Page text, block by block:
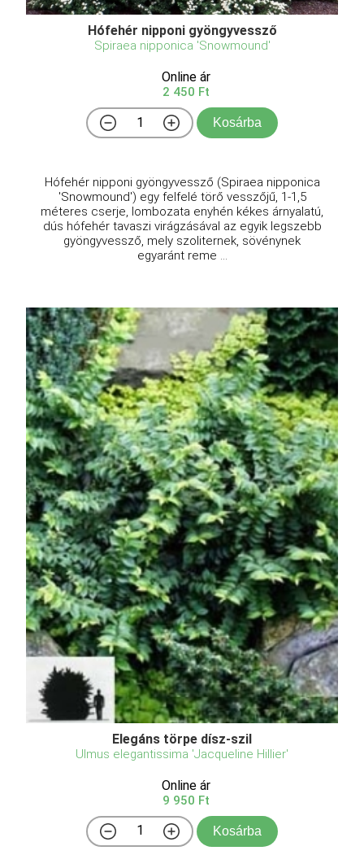
Hófehér nipponi gyöngyvessző
Spiraea nipponica 'Snowmound'
Online ár
2 450 Ft
Kosárba
Hófehér nipponi gyöngyvessző (Spiraea nipponica
'Snowmound') egy felfelé törő vesszőjű, 1-1,5
méteres cserje, lombozata enyhén kékes árnyalatú,
dús hófehér tavaszi virágzásával az egyik legszebb
gyöngyvessző, mely szoliternek, sövénynek
egyaránt reme ...
Elegáns törpe dísz-szil
Ulmus elegantissima 'Jacqueline Hillier'
Online ár
9 950 Ft
Kosárba